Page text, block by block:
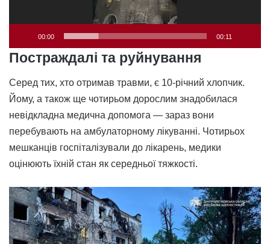
00:00 00:11
Постраждалі та руйнування
Серед тих, хто отримав травми, є 10-річний хлопчик.
Йому, а також ще чотирьом дорослим знадобилася
невідкладна медична допомога — зараз вони
перебувають на амбулаторному лікуванні. Чотирьох
мешканців госпіталізували до лікарень, медики
оцінюють їхній стан як середньої тяжкості.